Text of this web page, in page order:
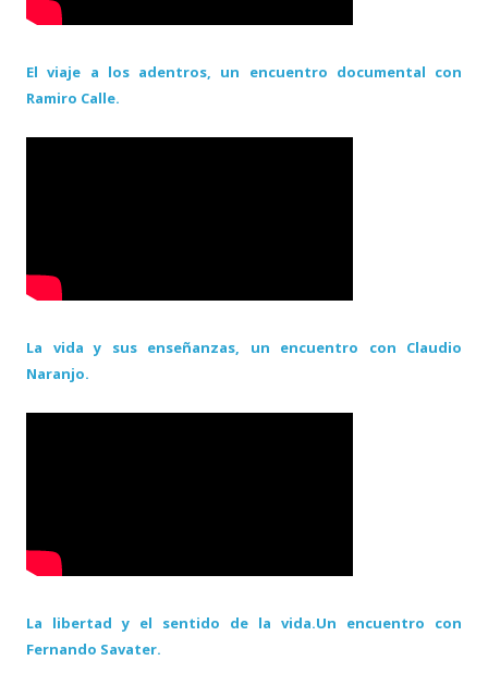
El viaje a los adentros, un encuentro documental con
Ramiro Calle.
La vida y sus enseñanzas, un encuentro con Claudio
Naranjo.
La libertad y el sentido de la vida.Un encuentro con
Fernando Savater.